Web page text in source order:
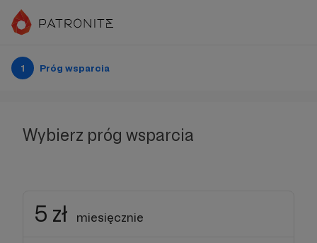
1 Próg wsparcia
Wybierz próg wsparcia
5 zł miesięcznie